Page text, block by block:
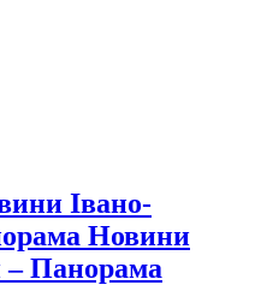
Івано-
Новини
Панорама